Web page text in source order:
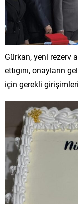
Gürkan, yeni rezerv
ettiğini, onayların
için gerekli